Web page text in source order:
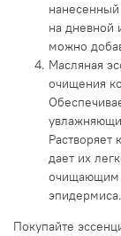
на дневной
можно
Масляная
очищения
Растворяет
дает их
очищающим
эпидермиса.
Покупайте